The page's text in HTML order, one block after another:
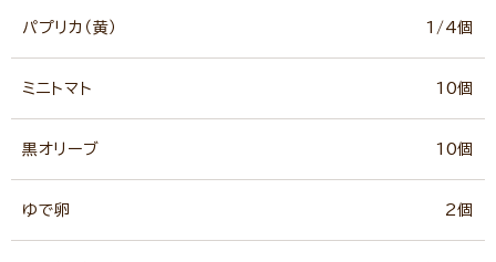
パプリカ（黄） 1/4個
ミニトマト 10個
黒オリーブ 10個
ゆで卵 2個